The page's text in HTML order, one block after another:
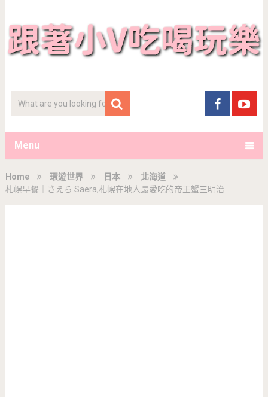
Menu
Home 環遊世界 日本
北海道
札幌早餐｜さえら Saera,札幌在地人最愛吃的帝王蟹三明治